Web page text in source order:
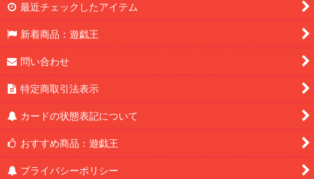
最近チェックしたアイテム
新着商品：遊戯王
問い合わせ
特定商取引法表示
カードの状態表記について
おすすめ商品：遊戯王
プライバシーポリシー